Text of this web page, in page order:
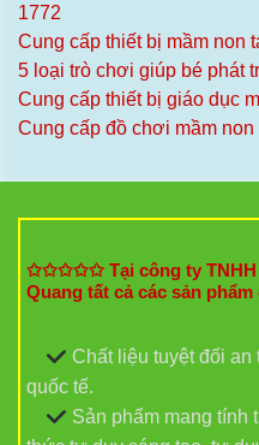
1772
Cung cấp thiết bị mầm non
5 loại trò chơi giúp bé phát
Cung cấp thiết bị giáo dục
Cung cấp đồ chơi mầm non
✩✩✩✩✩ Tại công ty TNHH
Quang tất cả các sản
Chất liệu tuyệt đối an
quốc tế.
Sản phẩm mang tính